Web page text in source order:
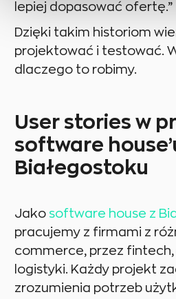
lepiej dopasować ofertę.”
Dzięki takim historiom
projektować i testować.
dlaczego to robimy.
User stories w
software
Białegostoku
Jako software house z
pracujemy z firmami z
commerce, przez
logistyki. Każdy projekt
zrozumienia potrzeb